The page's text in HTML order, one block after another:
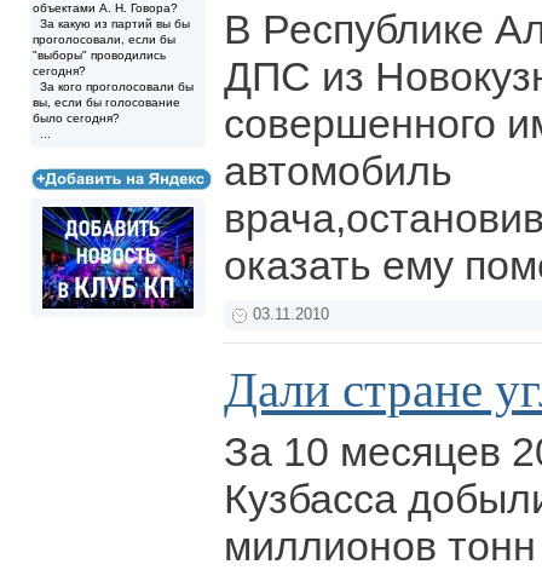
объектами А. Н. Говора?
За какую из партий вы бы
проголосовали, если бы
"выборы" проводились
сегодня?
За кого проголосовали бы
вы, если бы голосование
было сегодня?
В Республике
ДПС из
совершенного
автомобиль
оказать ему
03.11.2010
Дали стране
За 10 месяцев
Кузбасса
миллионов